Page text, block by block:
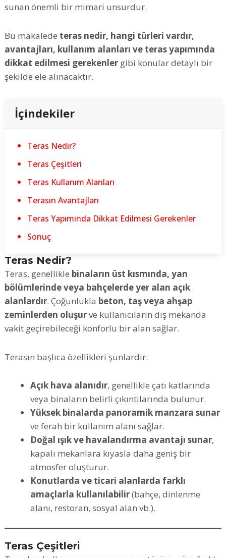
sunan önemli bir mimari unsurdur.
Bu makalede teras nedir, hangi türleri vardır,
avantajları, kullanım alanları ve teras yapımında
dikkat edilmesi gerekenler gibi konular detaylı bir
şekilde ele alınacaktır.
İçindekiler
Teras Nedir?
Teras Çeşitleri
Teras Kullanım Alanları
Terasın Avantajları
Teras Yapımında Dikkat Edilmesi Gerekenler
Sonuç
Teras Nedir?
Teras, genellikle binaların üst kısmında, yan
bölümlerinde veya bahçelerde yer alan açık
alanlardır. Çoğunlukla beton, taş veya ahşap
zeminlerden oluşurve kullanıcıların dış mekanda
vakit geçirebileceği konforlu bir alan sağlar.
Terasın başlıca özellikleri şunlardır:
Açık hava alanıdır, genellikle çatı katlarında
veya binaların belirli çıkıntılarında bulunur.
Yüksek binalarda panoramik manzara sunar
ve ferah bir kullanım alanı sağlar.
Doğal ışık ve havalandırma avantajı sunar,
kapalı mekanlara kıyasla daha geniş bir
atmosfer oluşturur.
Konutlarda ve ticari alanlarda farklı
amaçlarla kullanılabilir(bahçe, dinlenme
alanı, restoran, sosyal alan vb.).
Teras Çeşitleri